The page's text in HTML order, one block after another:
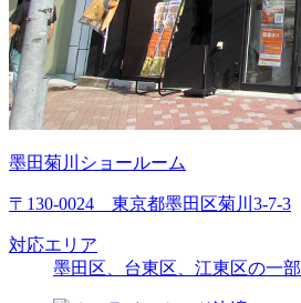
墨田菊川ショールーム
〒130-0024 東京都墨田区菊川3-7-3
対応エリア
墨田区、台東区、江東区の一部